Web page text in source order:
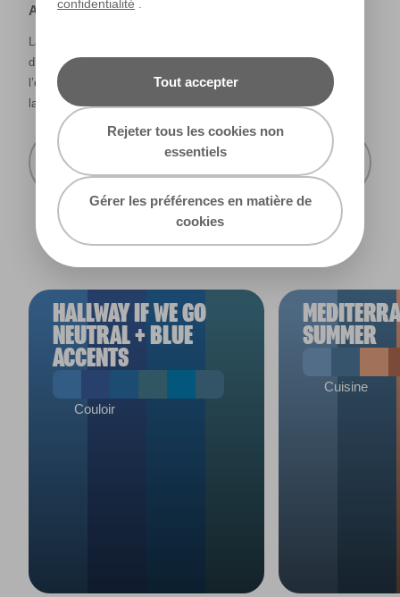
confidentialité
Tout accepter
Rejeter tous les cookies non
essentiels
Gérer les préférences en matière de
cookies
Avertissement
La façon dont les couleurs s’affichent varie selon les écrans
d’ordinateur et les imprimantes. Les couleurs qui s’affichent à
l’écran et les couleurs imprimées peuvent ne pas correspondre à
la couleur réelle de la peinture.
Recevoir cette carte de couleur à mon
domicile
HALLWAY IF WE GO
NEUTRAL + BLUE
ACCENTS
Couloir
SUMMER
Cuisine